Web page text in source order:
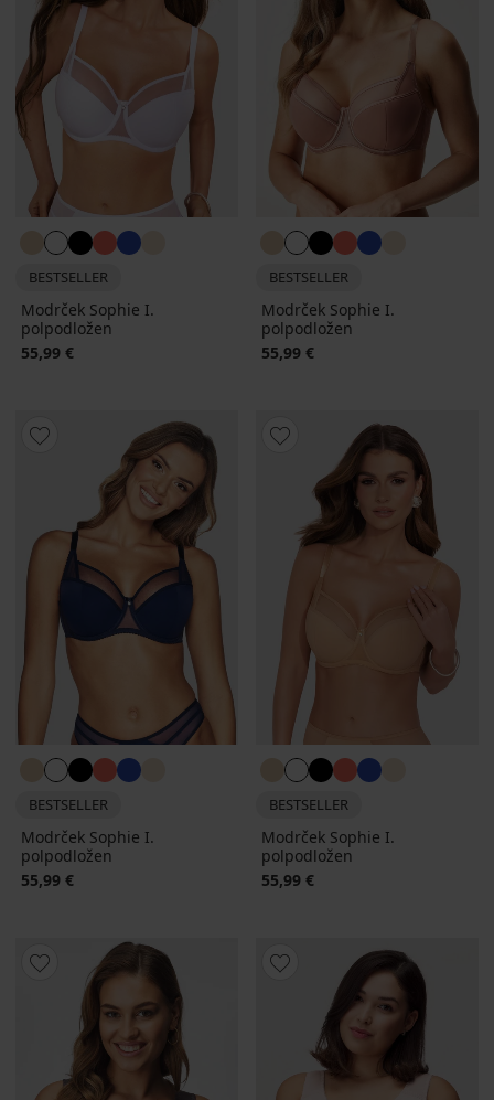
BESTSELLER
Modrček Sophie I.
polpodložen
55,99 €
BESTSELLER
Modrček Sophie I.
polpodložen
55,99 €
BESTSELLER
Modrček Sophie I.
polpodložen
55,99 €
BESTSELLER
Modrček Sophie I.
polpodložen
55,99 €